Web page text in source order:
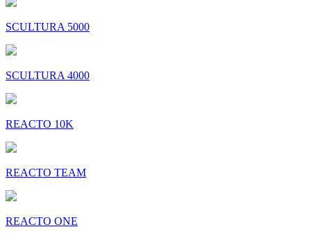
SCULTURA 5000
SCULTURA 4000
REACTO 10K
REACTO TEAM
REACTO ONE